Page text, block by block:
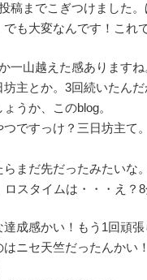
稿までこぎつけました
も大変なんです！これ
一山越えた感あります
坊主とか。3回続いたん
うか、このblog。
つですっけ？三日坊主て
らまだ先だったみたいな
スタイムは・・・え？8
達成感かい！もう1回頑
はニセ天竺だったんかい